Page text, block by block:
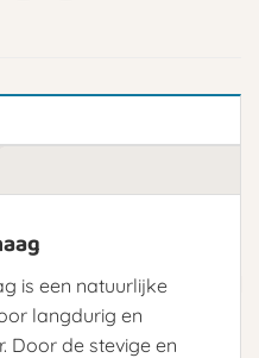
is een natuurlijke
langdurig en
Door de stevige en